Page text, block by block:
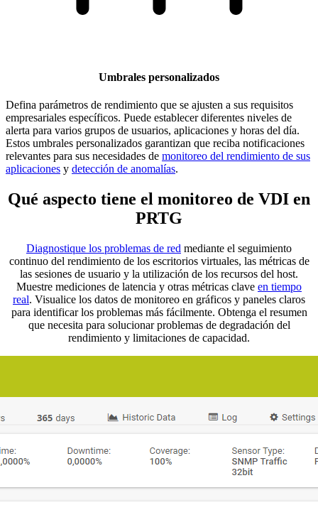
Umbrales personalizados
Defina parámetros de rendimiento que se ajusten a sus requisitos
empresariales específicos. Puede establecer diferentes niveles de
alerta para varios grupos de usuarios, aplicaciones y horas del día.
Estos umbrales personalizados garantizan que reciba notificaciones
relevantes para sus necesidades de monitoreo del rendimiento de sus
aplicaciones y detección de anomalías.
Qué aspecto tiene el monitoreo de VDI en
PRTG
Diagnostique los problemas de red mediante el seguimiento
continuo del rendimiento de los escritorios virtuales, las métricas de
las sesiones de usuario y la utilización de los recursos del host.
Muestre mediciones de latencia y otras métricas clave en tiempo
real. Visualice los datos de monitoreo en gráficos y paneles claros
para identificar los problemas más fácilmente. Obtenga el resumen
que necesita para solucionar problemas de degradación del
rendimiento y limitaciones de capacidad.